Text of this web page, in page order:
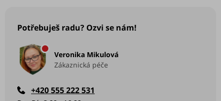
Potřebuješ radu? Ozvi se nám!
Veronika Mikulová
Zákaznická péče
+420 555 222 531